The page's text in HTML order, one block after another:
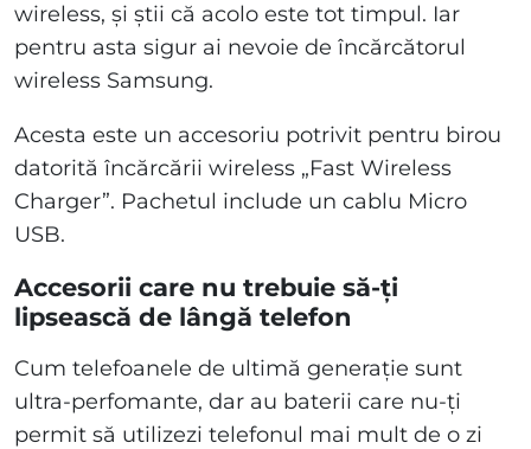
wireless, și știi că acolo este tot timpul. Iar
pentru asta sigur ai nevoie de încărcătorul
wireless Samsung.
Acesta este un accesoriu potrivit pentru birou
datorită încărcării wireless „Fast Wireless
Charger”. Pachetul include un cablu Micro
USB.
Accesorii care nu trebuie să-ți
lipsească de lângă telefon
Cum telefoanele de ultimă generație sunt
ultra-perfomante, dar au baterii care nu-ți
permit să utilizezi telefonul mai mult de o zi